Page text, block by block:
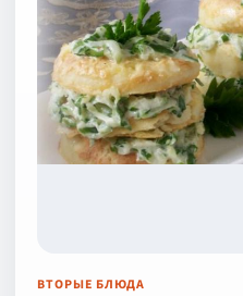
ВТОРЫЕ БЛЮДА